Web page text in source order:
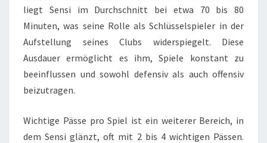
liegt Sensi im Durchschnitt bei etwa 70 bis 80
Minuten, was seine Rolle als Schlüsselspieler in der
Aufstellung seines Clubs widerspiegelt. Diese
Ausdauer ermöglicht es ihm, Spiele konstant zu
beeinflussen und sowohl defensiv als auch offensiv
beizutragen.
Wichtige Pässe pro Spiel ist ein weiterer Bereich, in
dem Sensi glänzt, oft mit 2 bis 4 wichtigen Pässen.